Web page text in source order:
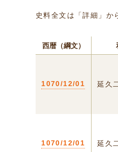
史料全文は「詳細」か
西暦（綱文）
1070/12/01 延久
1070/12/01 延久